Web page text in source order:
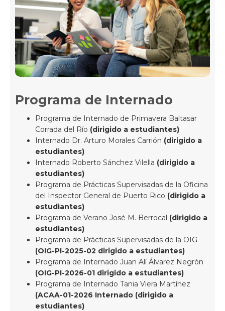
Programa de Internado
Programa de Internado de Primavera Baltasar
Corrada del Río (dirigido a estudiantes)
Internado Dr. Arturo Morales Carrión (dirigido a
estudiantes)
Internado Roberto Sánchez Vilella (dirigido a
estudiantes)
Programa de Prácticas Supervisadas de la Oficina
del Inspector General de Puerto Rico (dirigido a
estudiantes)
Programa de Verano José M. Berrocal (dirigido a
estudiantes)
Programa de Prácticas Supervisadas de la OIG
(OIG-PI-2025-02 dirigido a estudiantes)
Programa de Internado Juan Alí Álvarez Negrón
(OIG-PI-2026-01 dirigido a estudiantes)
Programa de Internado Tania Viera Martínez
(ACAA-01-2026 Internado (dirigido a
estudiantes)